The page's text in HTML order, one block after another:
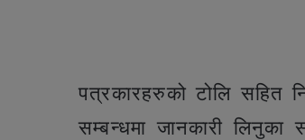
पत्रकारहरुको टोलि सहित
सम्बन्धमा जानकारी लिनुका